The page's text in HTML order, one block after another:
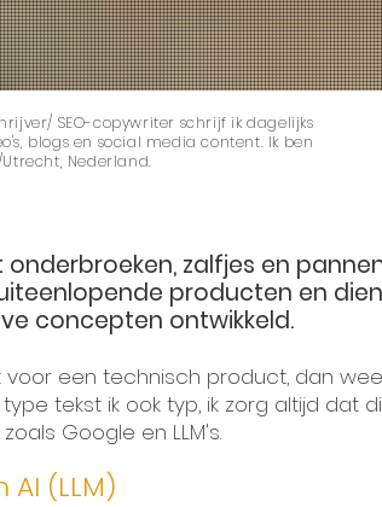
SEO-copywriter schrijf ik dagelijks
blogs en social media content. Ik ben
Nederland.
zalfjes en
producten en
concepten ontwikkeld.
voor een technisch product, dan
tekst ik ook typ, ik zorg altijd dat
Google en LLM's.
(LLM)